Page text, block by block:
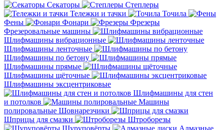
Секаторы
Степлеры
Тележки и тачки
Точила
Фены
Фонари
Фрезеры
Фрезеровальные машины
Шлифмашины вибрационные
Шлифмашины ленточные
Шлифмашины по бетону
Шлифмашины прямые
Шлифмашины щёточные
Шлифмашины эксцентриковые
Шлифмашины для стен
и потолков
Машины
полировальные Шовнарезчики
Шприцы для смазки
Штроборезы
Шуруповёрты
Алмазные